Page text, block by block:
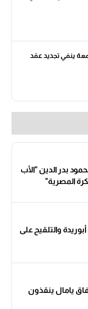
ينفي تجديد عقد
بدر الدين "الأب
المصرية"
والتلقيح على
يامال ينقذون